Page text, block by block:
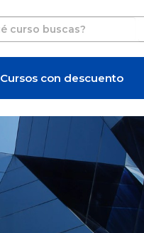
Cursos con descuento